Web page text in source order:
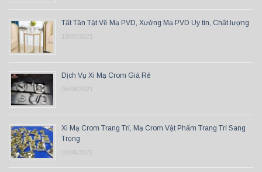
Tất Tần Tật Về Mạ PVD, Xưởng Mạ PVD Uy tín, Chất lượng
18/07/2021
Dịch Vụ Xi Mạ Crom Giá Rẻ
05/06/2021
Xi Mạ Crom Trang Trí, Mạ Crom Vật Phẩm Trang Trí Sang
Trọng
02/06/2022